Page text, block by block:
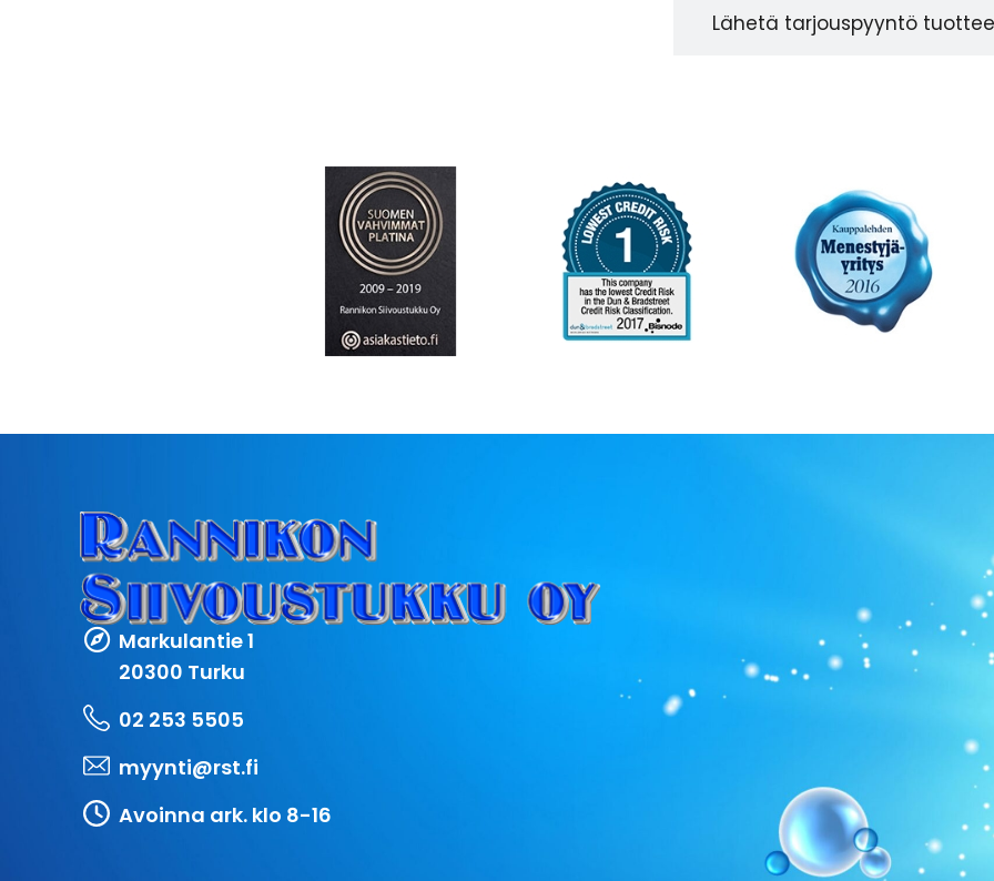
Lähetä tarjouspyyntö
Markulantie 1
20300 Turku
02 253 5505
myynti@rst.fi
Avoinna ark. klo 8-16